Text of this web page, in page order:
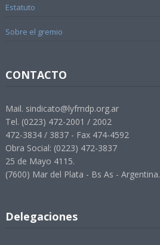
Estatuto
Sobre el gremio
CONTACTO
Mail. sindicato@lyfmdp.org.ar
Tel. (0223) 472-2001 / 2002
472-3834 / 3837 - Fax 474-4592
Obra Social: (0223) 472-3837
25 de Mayo 4115.
(7600) Mar del Plata - Bs As - Argentina.
Delegaciones